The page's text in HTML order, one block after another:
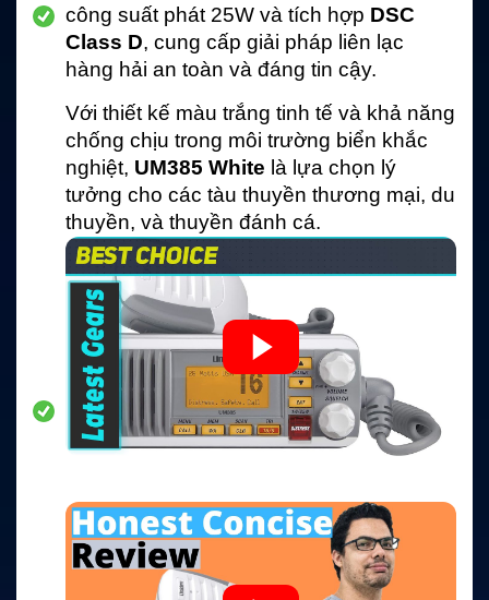
công suất phát 25W và tích hợp DSC
Class D, cung cấp giải pháp liên lạc
hàng hải an toàn và đáng tin cậy.
Với thiết kế màu trắng tinh tế và khả năng
chống chịu trong môi trường biển khắc
nghiệt, UM385 White là lựa chọn lý
tưởng cho các tàu thuyền thương mại, du
thuyền, và thuyền đánh cá.